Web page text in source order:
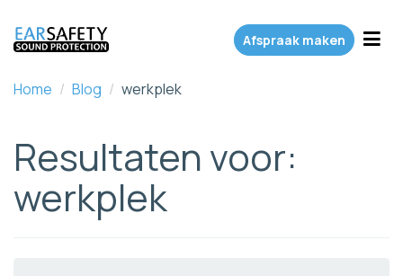
Afspraak maken
Home / Blog / werkplek
Resultaten voor:
werkplek